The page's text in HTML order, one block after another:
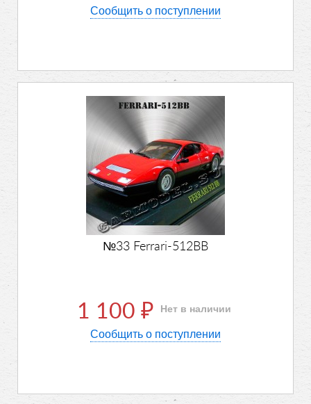
Сообщить о поступлении
№33 Ferrari-512BB
1 100 ₽ Нет в наличии
Сообщить о поступлении